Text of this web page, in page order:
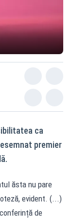
ca
premier
ăsta nu pare
evident. (...)
de